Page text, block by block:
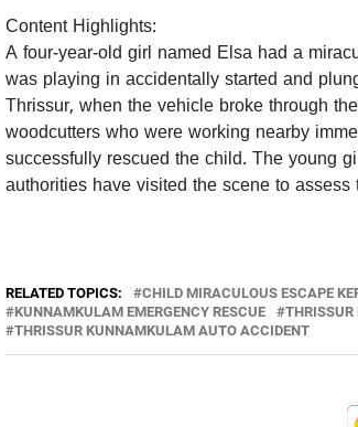
Content Highlights:
A four-year-old girl named Elsa had a
was playing in accidentally started and
Thrissur, when the vehicle broke through
woodcutters who were working nearby
successfully rescued the child. The young
authorities have visited the scene to assess
RELATED TOPICS: CHILD MIRACULOUS ESCAPE
KUNNAMKULAM EMERGENCY RESCUE
THRISSUR
THRISSUR KUNNAMKULAM AUTO ACCIDENT